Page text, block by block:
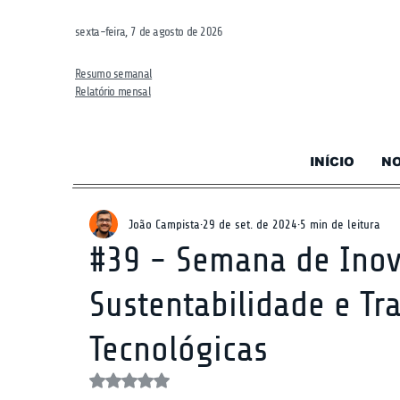
sexta-feira, 7 de agosto de 2026
Resumo semanal
Relatório mensal
INÍCIO
#39 - Semana de
Sustentabilidade e
Tecnológicas
João Campista 29 de set. de 2024 5 min de leitura
Avaliado com NaN de 5 estrelas.